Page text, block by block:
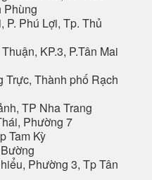
Phùng
P. Phú Lợi, Tp. Thủ
KP.3, P.Tân Mai
Trực, Thành phố Rạch
TP Nha Trang
Phường 7
Tam Kỳ
Phường 3, Tp Tân